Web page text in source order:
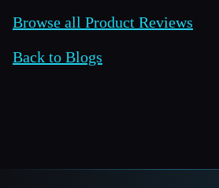
Browse all Product Reviews
Back to Blogs